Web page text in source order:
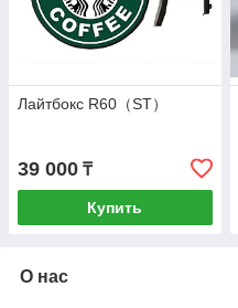
Лайтбокс R60（ST）
39 000 ₸
Купить
О нас